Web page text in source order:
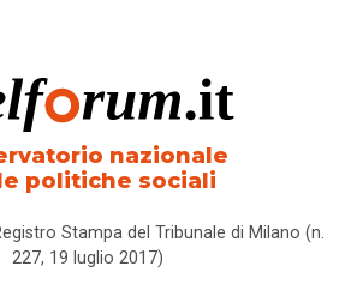
nazionale
politiche sociali
Stampa del Tribunale di Milano (n.
227, 19 luglio 2017)